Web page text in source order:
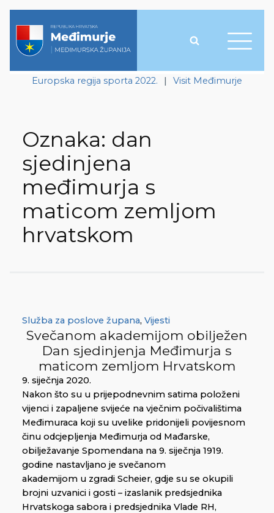
Europska regija sporta 2022. | Visit Međimurje
Oznaka: dan
sjedinjena
međimurja s
maticom zemljom
hrvatskom
Služba za poslove župana, Vijesti
Svečanom akademijom obilježen
Dan sjedinjenja Međimurja s
maticom zemljom Hrvatskom
9. siječnja 2020.
Nakon što su u prijepodnevnim satima položeni
vijenci i zapaljene svijeće na vječnim počivalištima
Međimuraca koji su uvelike pridonijeli povijesnom
činu odcjepljenja Međimurja od Mađarske,
obilježavanje Spomendana na 9. siječnja 1919.
godine nastavljano je svečanom
akademijom u zgradi Scheier, gdje su se okupili
brojni uzvanici i gosti – izaslanik predsjednika
Hrvatskoga sabora i predsjednika Vlade RH,